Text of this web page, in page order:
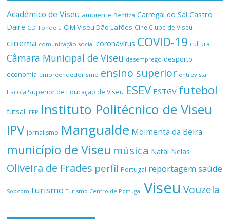
Académico de Viseu ambiente Benfica Carregal do Sal Castro
Daire CD Tondela CIM Viseu Dão Lafões Cine Clube de Viseu
cinema comunicação social coronavírus COVID-19 cultura
Câmara Municipal de Viseu desemprego desporto
economia empreendedorismo ensino superior entrevista
Escola Superior de Educação de Viseu ESEV ESTGV futebol
futsal IEFP Instituto Politécnico de Viseu
IPV jornalismo Mangualde Moimenta da Beira
município de Viseu música Natal Nelas
Oliveira de Frades perfil Portugal reportagemsaúde
Sopcom turismo Turismo Centro de Portugal Viseu Vouzela